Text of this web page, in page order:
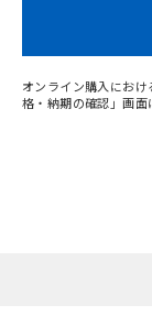
オンライン購入にお
格・納期の確認」画面